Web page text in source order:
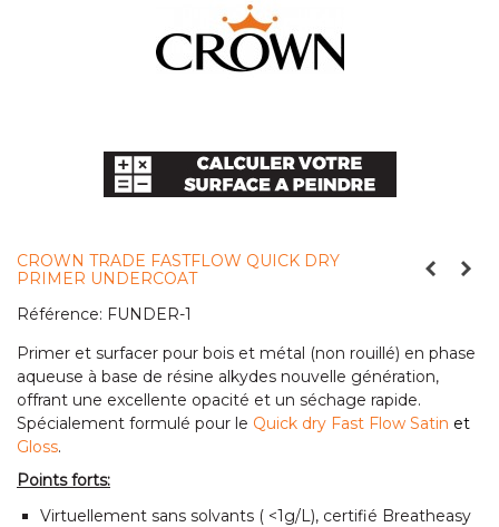
CROWN TRADE FASTFLOW QUICK DRY
PRIMER UNDERCOAT
Référence: FUNDER-1
Primer et surfacer pour bois et métal (non rouillé) en phase
aqueuse à base de résine alkydes nouvelle génération,
offrant une excellente opacité et un séchage rapide.
Spécialement formulé pour le Quick dry Fast Flow Satin et
Gloss.
Points forts:
Virtuellement sans solvants ( <1g/L), certifié Breatheasy